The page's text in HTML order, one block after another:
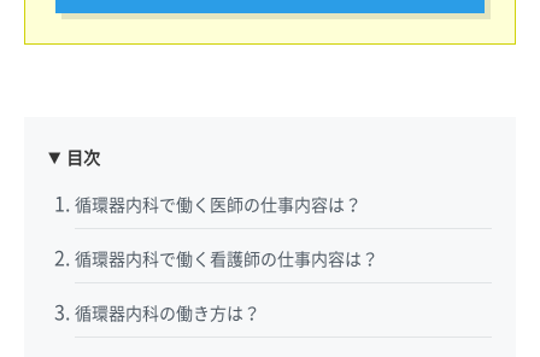
目次
循環器内科で働く医師の仕事内容は？
循環器内科で働く看護師の仕事内容は？
循環器内科の働き方は？